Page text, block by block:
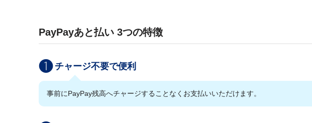
PayPayあと払い 3つの特徴
チャージ不要で便利
事前にPayPay残高へチャージすることなくお支払いいただけます。